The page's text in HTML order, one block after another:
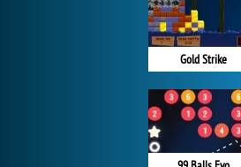
Gold Strike